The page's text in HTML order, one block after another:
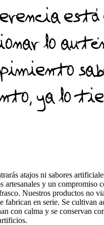
está
lo
ya lo
atajos ni sabores
artesanales y un compromiso
Nuestros productos no
fabrican en serie. Se cultivan
con calma y se conservan